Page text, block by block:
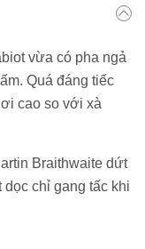
vừa có pha ngả
Quá đáng tiếc
cao so với xà
Braithwaite dứt
chỉ gang tấc khi